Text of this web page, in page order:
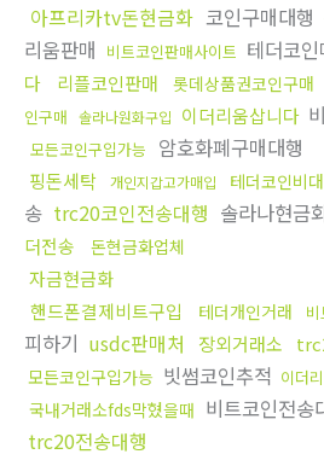
아프리카tv돈현금화 코인구매대행
리움판매 비트코인판매사이트 테더코인
다
리플코인판매 롯데상품권코인구매
인구매 솔라나원화구입 이더리움삽니다
모든코인구입가능 암호화폐구매대행
핑돈세탁 개인지갑고가매입 테더코인비
송 trc20코인전송대행 솔라나현금
더전송
돈현금화업체
자금현금화
핸드폰결제비트구입
테더개인거래
피하기 usdc판매처 장외거래소
모든코인구입가능 빗썸코인추적 이더
국내거래소fds막혔을때 비트코인전송
trc20전송대행